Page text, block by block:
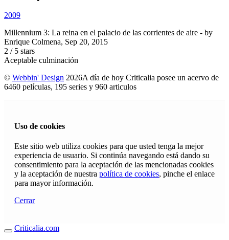
2009
Millennium 3: La reina en el palacio de las corrientes de aire - by
Enrique Colmena, Sep 20, 2015
2 / 5 stars
Aceptable culminación
© Webbin' Design 2026A día de hoy Criticalia posee un acervo de
6460 películas, 195 series y 960 articulos
Uso de cookies
Este sitio web utiliza cookies para que usted tenga la mejor
experiencia de usuario. Si continúa navegando está dando su
consentimiento para la aceptación de las mencionadas cookies
y la aceptación de nuestra política de cookies, pinche el enlace
para mayor información.
Cerrar
Criticalia.com